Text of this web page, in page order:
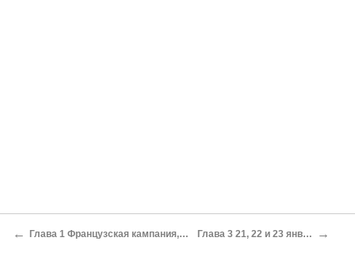
← Глава 1 Французская кампания, 1870–1871 гг. Глава 3 21, 22 и 23 января 1871 г. →